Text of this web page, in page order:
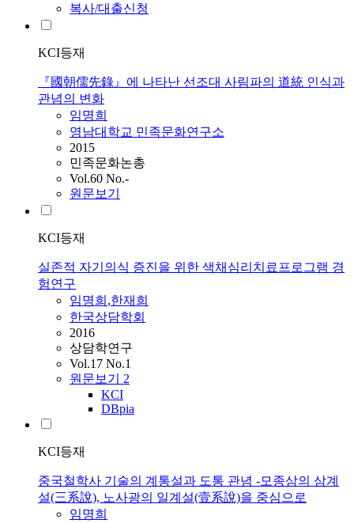
복사/대출신청
KCI등재
『國朝儒先錄』에 나타난 선조대 사림파의 道統 인식과
관념의 변화
임명희
영남대학교 민족문화연구소
2015
민족문화논총
Vol.60 No.-
원문보기
KCI등재
실존적 자기의식 증진을 위한 색채심리치료프로그램 경
험연구
임명희 ,한재희
한국상담학회
2016
상담학연구
Vol.17 No.1
원문보기 2
KCI
DBpia
KCI등재
중국철학사 기술의 계통설과 도통 관념 -모종삼의 삼계
설(三系說), 노사광의 일계설(壹系說)을 중심으로
임명희